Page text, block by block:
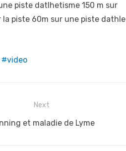
piste datlhetisme 150 m sur
piste 60m sur une piste dathle
video
Next
et maladie de Lyme